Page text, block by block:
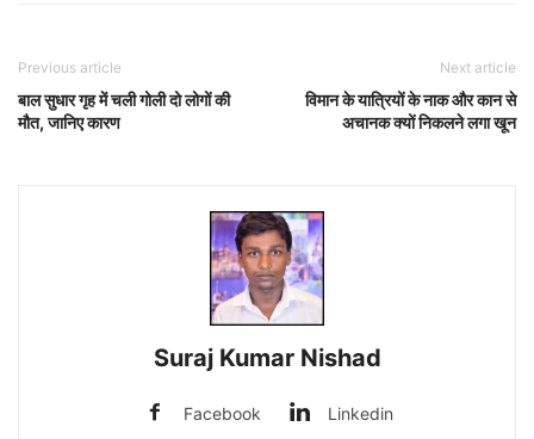
Previous article
बाल सुधार गृह में चली गोली दो लोगों की
मौत, जानिए कारण
Next article
विमान के यात्रियों के नाक और कान से
अचानक क्यों निकलने लगा खून
Suraj Kumar Nishad
Facebook Linkedin